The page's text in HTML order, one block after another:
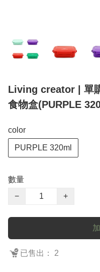
Living creator | 單
食物盒(PURPLE
color
PURPLE 320ml
數量
−
+
已售出： 2